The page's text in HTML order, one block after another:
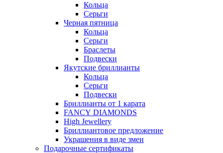
Кольца
Серьги
Черная пятница
Кольца
Серьги
Браслеты
Подвески
Якутские бриллианты
Кольца
Серьги
Подвески
Бриллианты от 1 карата
FANCY DIAMONDS
High Jewellery
Бриллиантовое предложение
Украшения в виде змеи
Подарочные сертификаты